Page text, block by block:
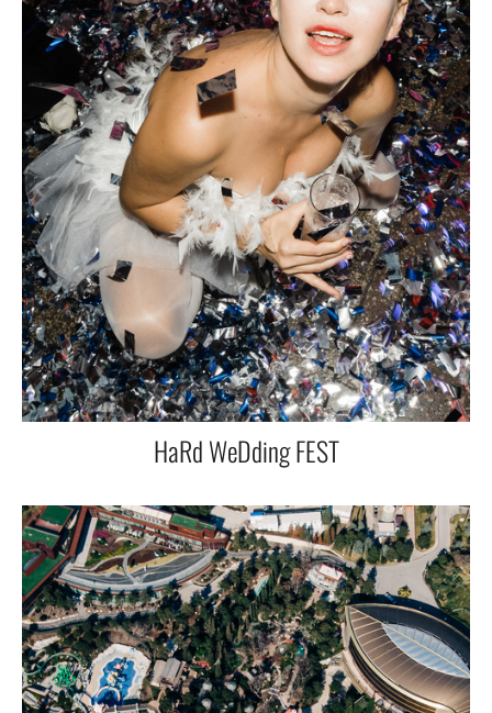
HaRd WeDding FEST